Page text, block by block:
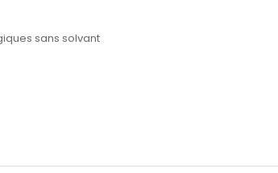
sans solvant